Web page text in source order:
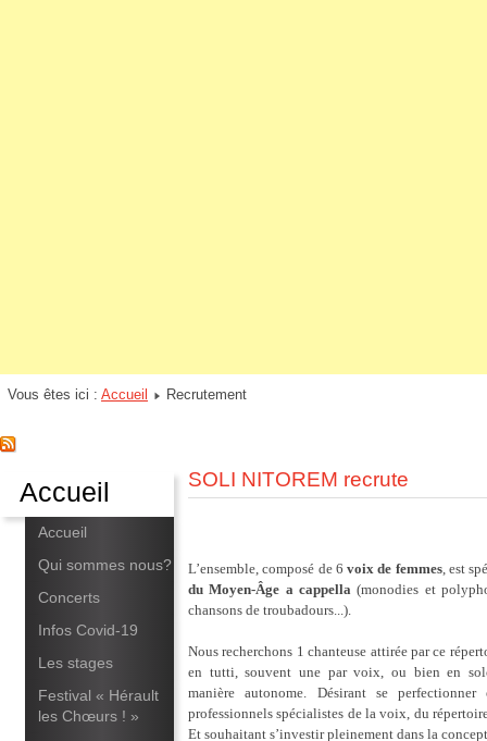
Vous êtes ici : Accueil Recrutement
Accueil
Accueil
Qui sommes nous?
Concerts
Infos Covid-19
Les stages
Festival « Hérault
les Chœurs ! »
SOLI NITOREM recrute
L’ensemble, composé de 6 voix de femmes, est
du Moyen-Âge a cappella(monodies et
chansons de troubadours...).
Nous recherchons 1 chanteuse attirée par ce
en tutti, souvent une par voix, ou bien en
manière autonome. Désirant se
professionnels spécialistes de la voix, du
Et souhaitant s’investir pleinement dans la